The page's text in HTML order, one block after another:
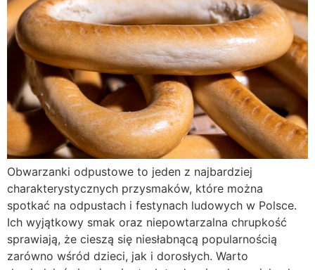
Obwarzanki odpustowe to jeden z najbardziej
charakterystycznych przysmaków, które można
spotkać na odpustach i festynach ludowych w Polsce.
Ich wyjątkowy smak oraz niepowtarzalna chrupkość
sprawiają, że cieszą się niesłabnącą popularnością
zarówno wśród dzieci, jak i dorosłych. Warto